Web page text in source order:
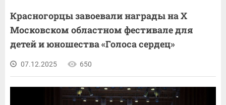
Красногорцы завоевали награды на X
Московском областном фестивале для
детей и юношества «Голоса сердец»
07.12.2025 650